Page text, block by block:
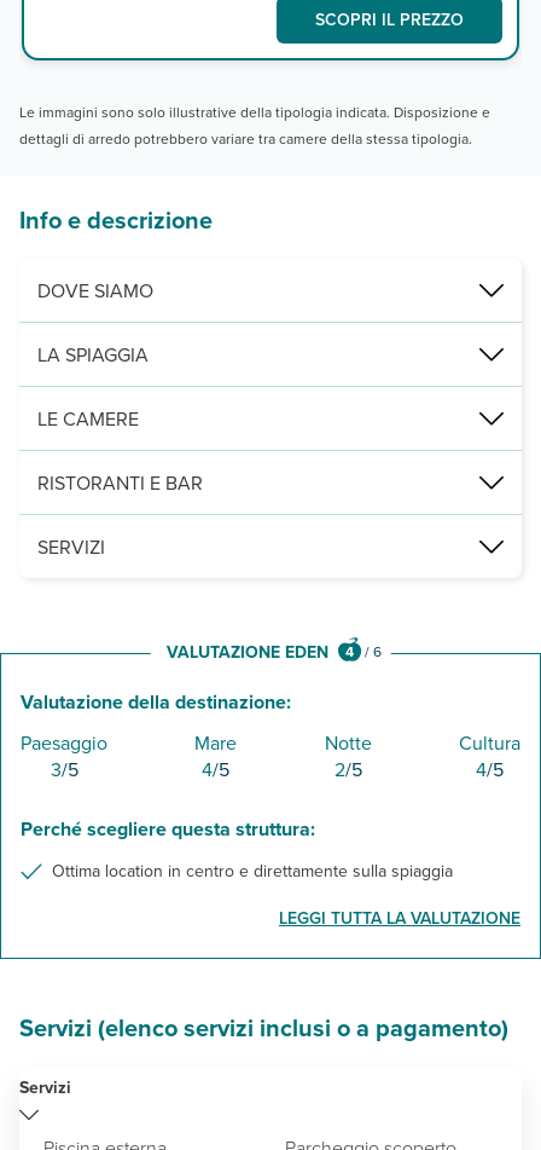
SCOPRI IL PREZZO
Le immagini sono solo illustrative della tipologia indicata. Disposizione e
dettagli di arredo potrebbero variare tra camere della stessa tipologia.
Info e descrizione
DOVE SIAMO
Argassi, direttamente sul mare, a 100 m dal centro, 5 km da
LA SPIAGGIA
sabbia mista a ciottoli, attrezzata con ombrelloni e lettini a
LE CAMERE
87 camere distribuite su 3 piani (20 m ) con servizi privati,
RISTORANTI E BAR
un ristorante principale a buffet e un bar presso la piscina.
SERVIZI
VALUTAZIONE EDEN 4 /6
Valutazione della destinazione:
Paesaggio
3/5
Mare
4/5
Notte
2/5
Cultura
4/5
Perché scegliere questa struttura:
Ottima location in centro e direttamente sulla spiaggia
LEGGI TUTTA LA VALUTAZIONE
Servizi (elenco servizi inclusi o a pagamento)
Servizi